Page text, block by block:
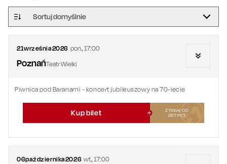
Sortuj domyślnie
21września2026 pon.,17:00
PoznańTeatr Wielki
Piwnica pod Baranami - koncert jubileuszowy na 70-lecie
Kup bilet
ZYSKAJ OD
297PKT
06października2026 wt.,17:00